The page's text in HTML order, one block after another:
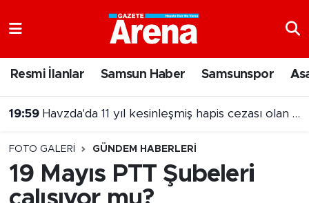
Resmi İlanlar Samsun Haber Samsunspor
19:59 Havzda'da 11 yıl kesinleşmiş hapis cezası olan şahıs yakalandı
FOTO GALERI GÜNDEM HABERLERI
19 Mayıs PTT Şubeleri
Samsun Namaz Vakitleri
Süper Lig Puan Durumu ve Fikstür